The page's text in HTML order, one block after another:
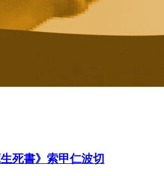
死書》索甲仁波切